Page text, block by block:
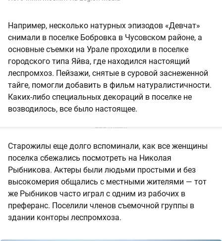
Например, несколько натурных эпизодов «Девчат»
снимали в поселке Бобровка в Чусовском районе, а
основные съемки на Урале проходили в поселке
городского типа Яйва, где находился настоящий
леспромхоз. Пейзажи, снятые в суровой заснеженной
тайге, помогли добавить в фильм натуралистичности.
Каких-либо специальных декораций в поселке не
возводилось, все было настоящее.
Старожилы еще долго вспоминали, как все женщины
поселка сбежались посмотреть на Николая
Рыбникова. Актеры были людьми простыми и без
высокомерия общались с местными жителями — тот
же Рыбников часто играл с одним из рабочих в
преферанс. Поселили членов съемочной группы в
здании конторы леспромхоза.